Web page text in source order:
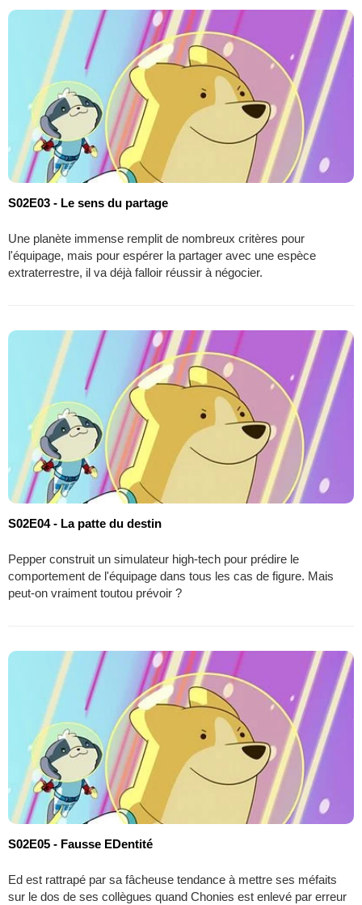
S02E03 - Le sens du partage
Une planète immense remplit de nombreux critères pour
l'équipage, mais pour espérer la partager avec une espèce
extraterrestre, il va déjà falloir réussir à négocier.
S02E04 - La patte du destin
Pepper construit un simulateur high-tech pour prédire le
comportement de l'équipage dans tous les cas de figure. Mais
peut-on vraiment toutou prévoir ?
S02E05 - Fausse EDentité
Ed est rattrapé par sa fâcheuse tendance à mettre ses méfaits
sur le dos de ses collègues quand Chonies est enlevé par erreur